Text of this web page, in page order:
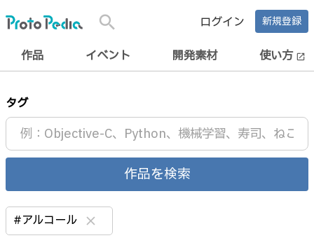
search ログイン 新規登録
作品 イベント 開発素材 使い方 open_in_new
タグ
作品を検索
#アルコール clear